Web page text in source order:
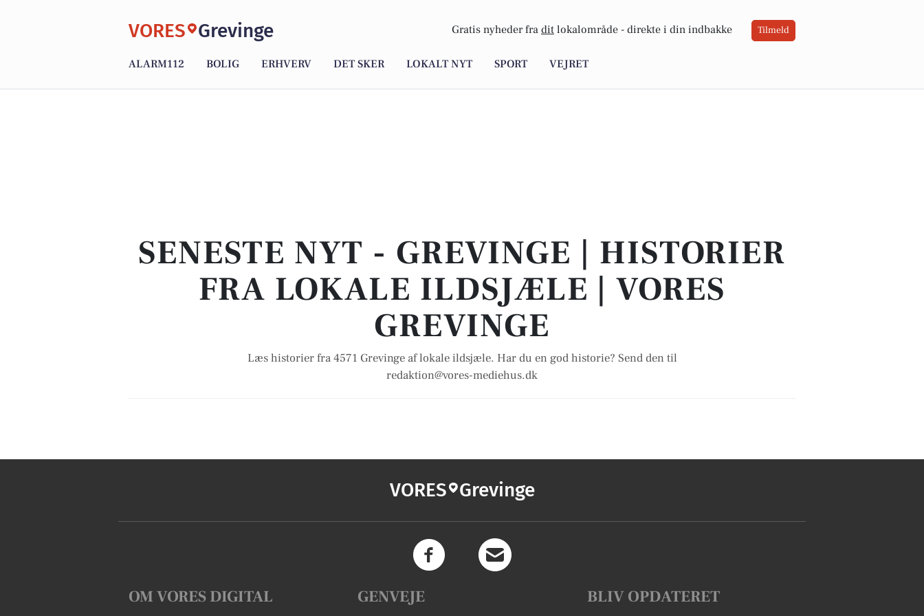
VORES Grevinge Gratis nyheder fra dit lokalområde - direkte i din indbakke Tilmeld
ALARM112 BOLIG ERHVERV DET SKER LOKALT NYT SPORT VEJRET
SENESTE NYT - GREVINGE | HISTORIER
FRA LOKALE ILDSJÆLE | VORES
GREVINGE
Læs historier fra 4571 Grevinge af lokale ildsjæle. Har du en god historie? Send den til
redaktion@vores-mediehus.dk
VORES Grevinge
OM VORES DIGITAL GENVEJE BLIV OPDATERET